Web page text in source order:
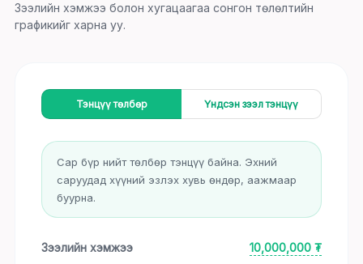
Зээлийн хэмжээ болон хугацаагаа сонгон төлөлтийн
графикийг харна уу.
Тэнцүү төлбөр Үндсэн зээл тэнцүү
Сар бүр нийт төлбөр тэнцүү байна. Эхний
саруудад хүүний эзлэх хувь өндөр, аажмаар
буурна.
Зээлийн хэмжээ 10,000,000 ₮